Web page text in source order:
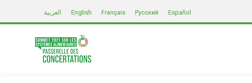
العربية English Français Русский Español